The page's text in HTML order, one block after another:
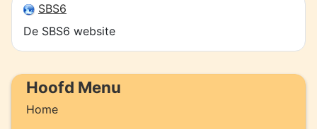
Hoofd Menu
Home
SBS6
De SBS6 website